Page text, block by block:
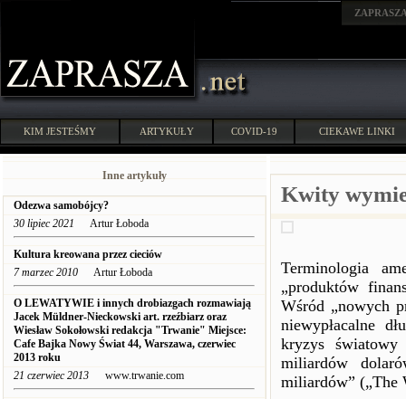
KIM JESTEŚMY ARTYKUŁY COVID-19 CIEKAWE LINKI
Inne artykuły
Odezwa samobójcy?
30 lipiec 2021 Artur Łoboda
Kultura kreowana przez cieciów
7 marzec 2010 Artur Łoboda
O LEWATYWIE i innych drobiazgach rozmawiają
Jacek Müldner-Nieckowski art. rzeźbiarz oraz
Wiesław Sokołowski redakcja "Trwanie" Miejsce:
Cafe Bajka Nowy Świat 44, Warszawa, czerwiec
2013 roku
21 czerwiec 2013 www.trwanie.com
Kwity
Terminologia
„produktów
Wśród „nowych
niewypłacalne
kryzys
miliardów
miliardów” („The